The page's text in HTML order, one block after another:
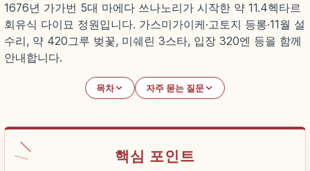
1676년 가가번 5대 마에다 쓰나노리가 시작한 약 11.4헥타르
회유식 다이묘 정원입니다. 가스미가이케·고토지 등롱·11월 설
수리, 약 420그루 벚꽃, 미쉐린 3스타, 입장 320엔 등을 함께
안내합니다.
목차 자주 묻는 질문
핵심 포인트